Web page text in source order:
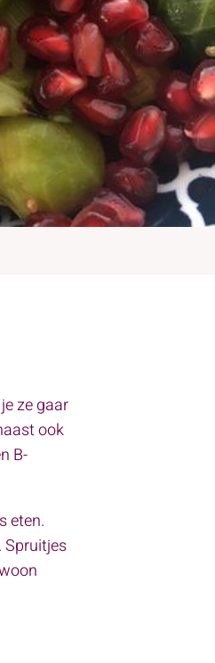
ze gaar
ook
B-
eten.
Spruitjes